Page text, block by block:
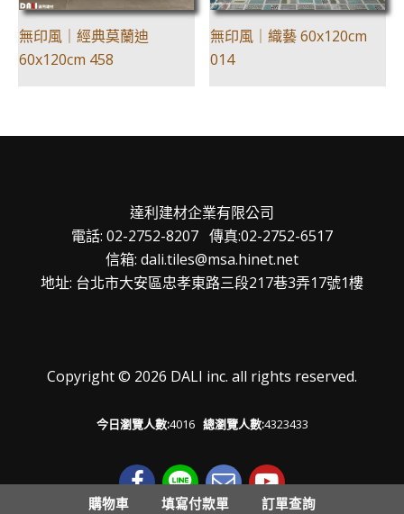
購物車 填寫付款單 訂單查詢
無印風｜經典莫蘭迪
60x120cm 458
無印風｜織藝 60x120cm
014
達利建材企業有限公司
電話: 02-2752-8207 傳真:02-2752-6517
信箱: dali.tiles@msa.hinet.net
地址: 台北市大安區忠孝東路三段217巷3弄17號1樓
Copyright © 2026 DALI inc. all rights reserved.
今日瀏覽人數:4016 總瀏覽人數:4323433